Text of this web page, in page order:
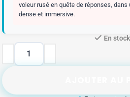
voleur rusé en quête de réponses, dans
dense et immersive.
En stock